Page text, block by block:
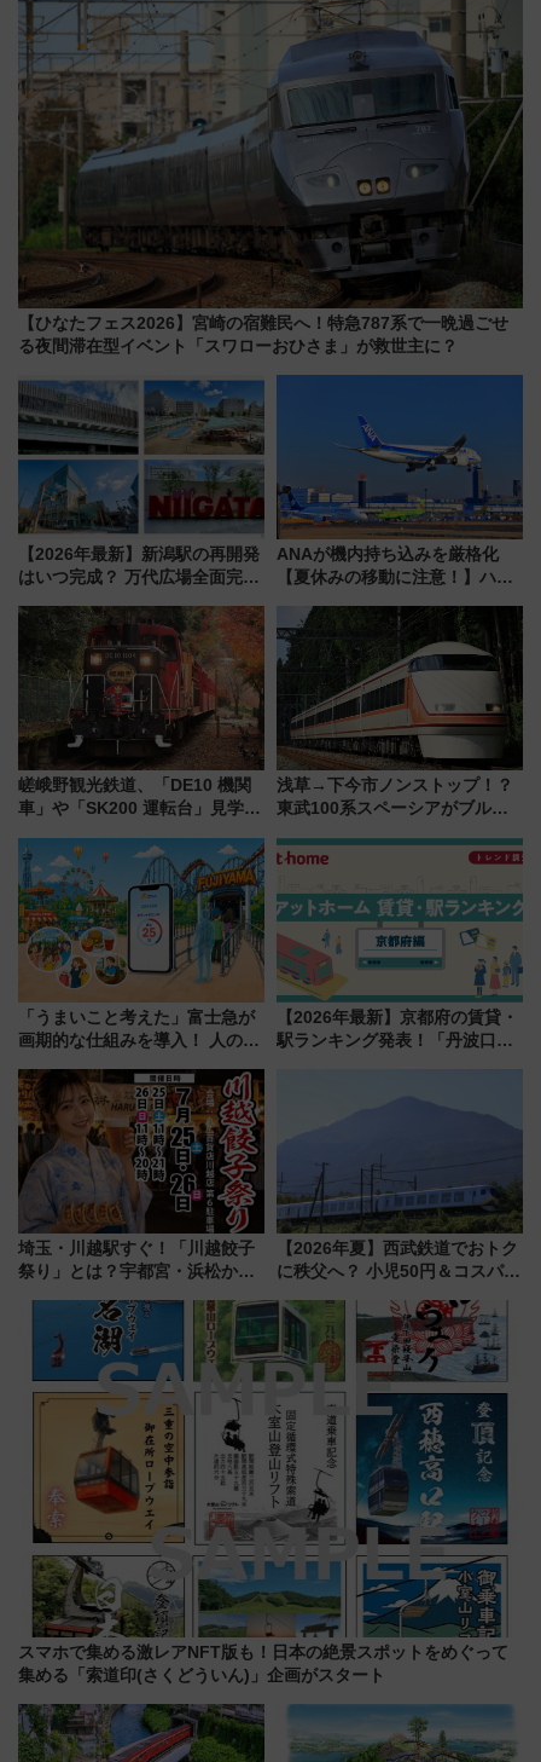
アクセス
【ひなたフェス2026】宮崎の宿難民へ！特急787系で一晩過ごせ
る夜間滞在型イベント「スワローおひさま」が救世主に？
【2026年最新】新潟駅の再開発
はいつ完成？ 万代広場全面完成
開発、バスタ新潟構想まで徹底
解説！
ANAが機内持ち込みを厳格化
【夏休みの移動に注意！】ハン
「身の回り品」新サイズ制限
(40×30×20cm)おさらい
嵯峨野観光鉄道、「DE10 機関
車」や「SK200 運転台」見学ツ
トの一環で激レア体験できちゃ
うかも 参加方法やスケジュール
をご紹介
浅草→下今市ノンストップ！？
東武100系スペーシアがブルー
ー当時の停車駅」を再現 運転
「うまいこと考えた」富士急が
画期的な仕組みを導入！ 人のか
ん」始動
【2026年最新】京都府の賃貸・
駅ランキング発表！「丹波口」
埼玉・川越駅すぐ！「川越餃子
祭り」とは？宇都宮・浜松から
を食べ比べ【7月25日・26日開
【2026年夏】西武鉄道でおトク
に秩父へ？ 小児50円＆コスパ最
族旅行！ 深夜の正丸トンネル探
検や特急ラビューも
スマホで集める激レアNFT版も！日本の絶景スポットをめぐって
集める「索道印(さくどういん)」企画がスタート